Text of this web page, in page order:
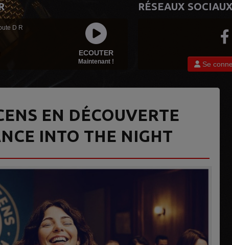
ECOUTER
Maintenant !
D R
RÉSEAUX SOCIAUX
Se
EN DÉCOUVERTE
INTO THE NIGHT